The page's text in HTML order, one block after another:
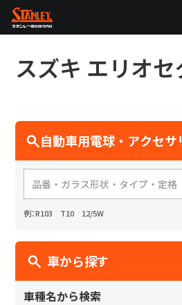
企業情報
製品情報
テクノロジー
サステナビリティ
株主・投資家情報
ニュース
採用情報
スズキ エリオセ
自動車用電球・アクセ
例：R103 T10 12/5W
車から探す
車種名から検索